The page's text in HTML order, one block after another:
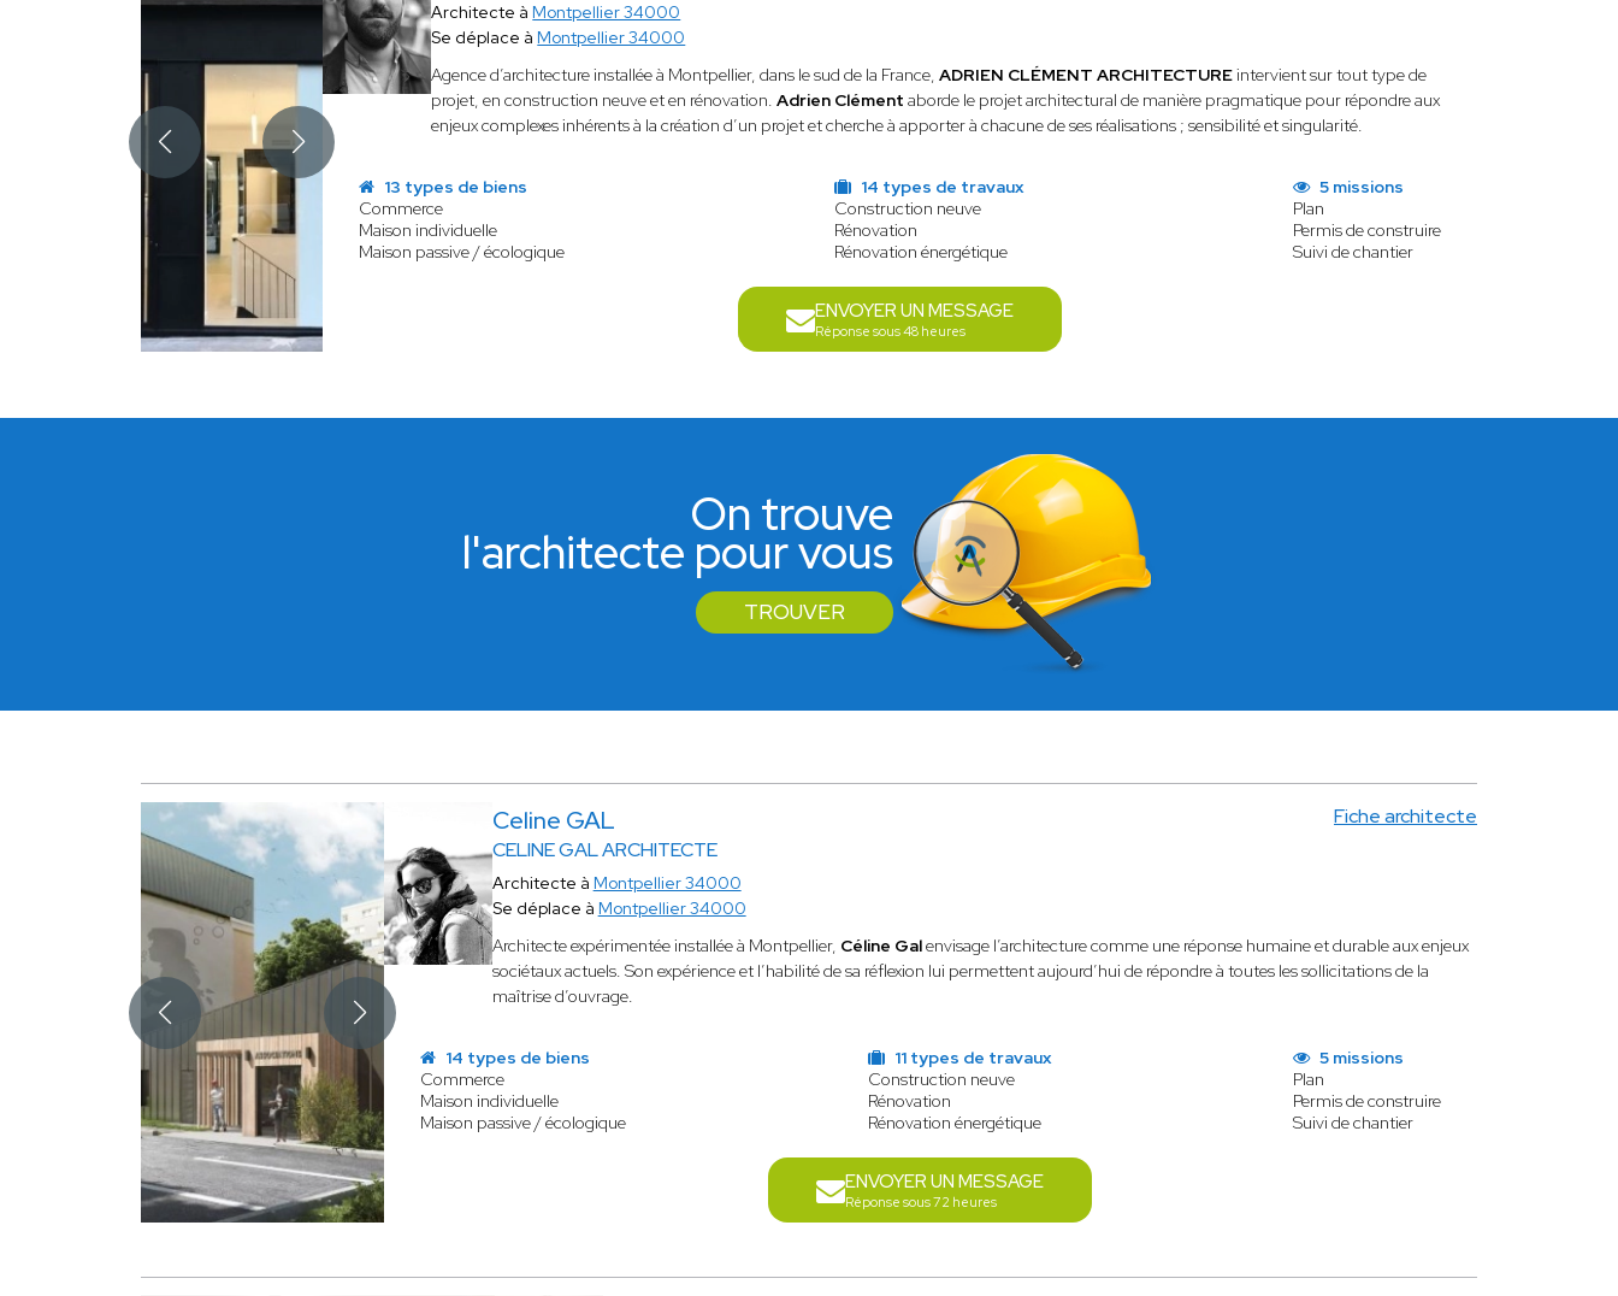
Architecte à Montpellier 34000
Se déplace à Montpellier 34000
Agence d’architecture installée à Montpellier, dans le sud de la France,ADRIEN CLÉMENT ARCHITECTUREintervient sur tout type de
projet, en construction neuve et en rénovation.Adrien Clément aborde le projet architectural de manière pragmatique pour répondre aux
enjeux complexes inhérents à la création d’un projet et cherche à apporter à chacune de ses réalisations ; sensibilité et singularité.
13 types de biens
Commerce
Maison individuelle
Maison passive / écologique
14 types de travaux
Construction neuve
Rénovation
Rénovation énergétique
5 missions
Plan
Permis de construire
Suivi de chantier
ENVOYER UN MESSAGE
Réponse sous 48 heures
On trouve
l'architecte pour vous
TROUVER
Celine GAL
CELINE GAL ARCHITECTE
Fiche architecte
Architecte à Montpellier 34000
Se déplace à Montpellier 34000
Architecte expérimentée installée à Montpellier, Céline Galenvisage l’architecture comme une réponse humaine et durable aux enjeux
sociétaux actuels. Son expérience et l’habilité de sa réflexion lui permettent aujourd’hui de répondre à toutes les sollicitations de la
maîtrise d’ouvrage.
14 types de biens
Commerce
Maison individuelle
Maison passive / écologique
11 types de travaux
Construction neuve
Rénovation
Rénovation énergétique
5 missions
Plan
Permis de construire
Suivi de chantier
ENVOYER UN MESSAGE
Réponse sous 72 heures